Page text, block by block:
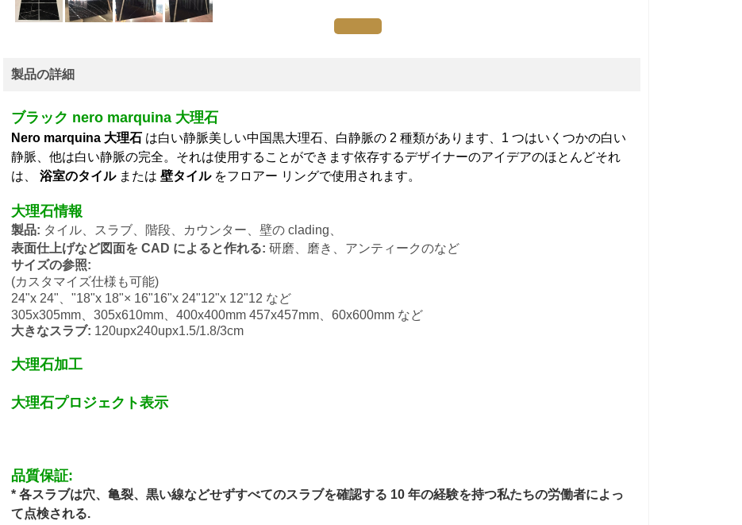
製品の詳細
ブラック nero marquina 大理石
Nero marquina 大理石 は白い静脈美しい中国黒大理石、白静脈の 2 種類があります、1 つはいくつかの白い
静脈、他は白い静脈の完全。それは使用することができます依存するデザイナーのアイデアのほとんどそれ
は、
浴室のタイル または 壁タイル をフロアー リングで使用されます。
大理石情報
製品: タイル、スラブ、階段、カウンター、壁の clading、
表面仕上げなど図面を CAD によると作れる: 研磨、磨き、アンティークのなど
サイズの参照:
(カスタマイズ仕様も可能)
24"x 24"、"18"x 18"× 16"16"x 24"12"x 12"12 など
305x305mm、305x610mm、400x400mm 457x457mm、60x600mm など
大きなスラブ: 120upx240upx1.5/1.8/3cm
大理石加工
大理石プロジェクト表示
品質保証:
* 各スラブは穴、亀裂、黒い線などせずすべてのスラブを確認する 10 年の経験を持つ私たちの労働者によっ
て点検される.